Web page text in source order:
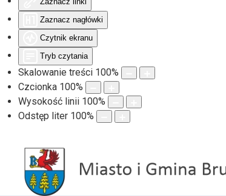
Zaznacz nagłówki
Czytnik ekranu
Tryb czytania
Skalowanie treści 100%
Czcionka 100%
Wysokość linii 100%
Odstęp liter 100%